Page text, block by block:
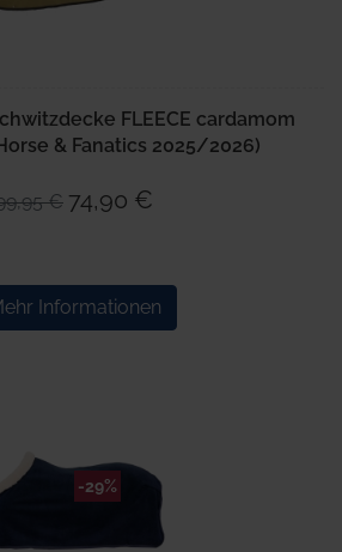
FLEECE cardamom
& Fanatics 2025/2026)
€ 74,90 €
Informationen
-29%